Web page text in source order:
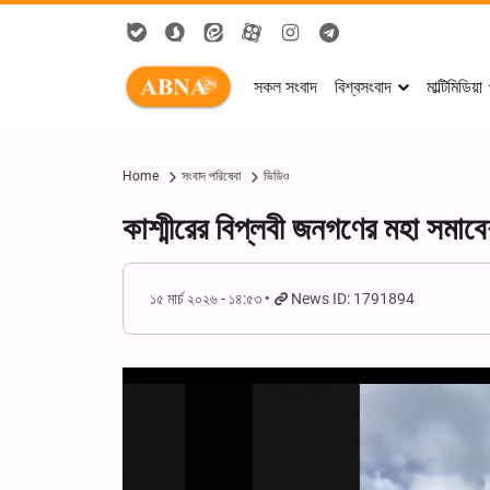
সকল সংবাদ বিশ্বসংবাদ মাল্টিমিডিয়া
Home সংবাদ পরিষেবা ভিডিও
কাশ্মীরের বিপ্লবী জনগণের মহা
১৫ মার্চ ২০২৬ - ১৪:৫৩ News ID: 1791894